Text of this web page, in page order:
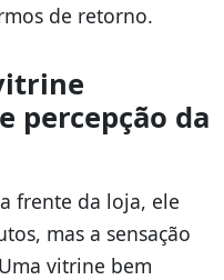
de retorno.
percepção da
frente da loja, ele
mas a sensação
vitrine bem